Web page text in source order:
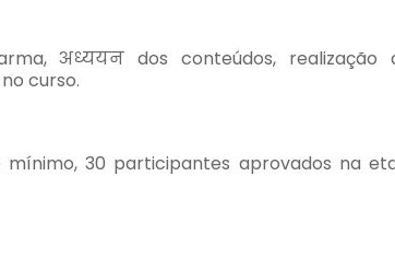
अध्ययन dos conteúdos, realização
curso.
30 participantes aprovados na